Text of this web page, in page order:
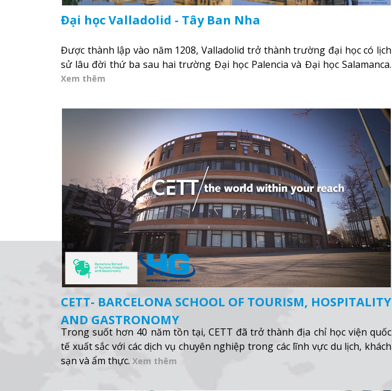
Đại học Valladolid - Tây Ban Nha
Được thành lập vào năm 1208, Valladolid trở thành trường đại học có lịch
sử lâu đời thứ ba sau hai trường Đại học Palencia và Đại học Salamanca.
Xem thêm
CETT- BARCELONA SCHOOL OF TOURISM, HOSPITALITY
AND GASTRONOMY
Trong suốt hơn 40 năm tồn tại, CETT đã trở thành địa chỉ học viện quốc
tế xuất sắc với các dịch vụ chuyên nghiệp trong các lĩnh vực du lịch, khách
sạn và ẩm thực. Xem thêm